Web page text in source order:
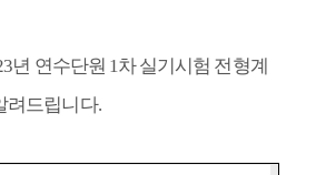
년 연수단원 1차 실기시험 전형계
려드립니다.